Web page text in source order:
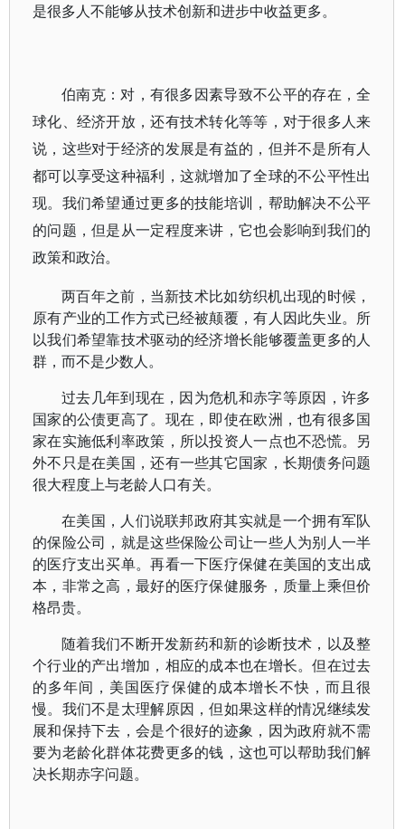
是很多人不能够从技术创新和进步中收益更多。
伯南克：对，有很多因素导致不公平的存在，全
球化、经济开放，还有技术转化等等，对于很多人来
说，这些对于经济的发展是有益的，但并不是所有人
都可以享受这种福利，这就增加了全球的不公平性出
现。我们希望通过更多的技能培训，帮助解决不公平
的问题，但是从一定程度来讲，它也会影响到我们的
政策和政治。
两百年之前，当新技术比如纺织机出现的时候，
原有产业的工作方式已经被颠覆，有人因此失业。所
以我们希望靠技术驱动的经济增长能够覆盖更多的人
群，而不是少数人。
过去几年到现在，因为危机和赤字等原因，许多
国家的公债更高了。现在，即使在欧洲，也有很多国
家在实施低利率政策，所以投资人一点也不恐慌。另
外不只是在美国，还有一些其它国家，长期债务问题
很大程度上与老龄人口有关。
在美国，人们说联邦政府其实就是一个拥有军队
的保险公司，就是这些保险公司让一些人为别人一半
的医疗支出买单。再看一下医疗保健在美国的支出成
本，非常之高，最好的医疗保健服务，质量上乘但价
格昂贵。
随着我们不断开发新药和新的诊断技术，以及整
个行业的产出增加，相应的成本也在增长。但在过去
的多年间，美国医疗保健的成本增长不快，而且很
慢。我们不是太理解原因，但如果这样的情况继续发
展和保持下去，会是个很好的迹象，因为政府就不需
要为老龄化群体花费更多的钱，这也可以帮助我们解
决长期赤字问题。